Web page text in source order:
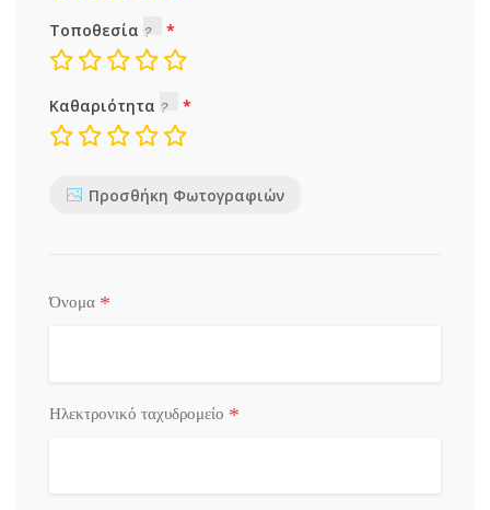
Τοποθεσία
Καθαριότητα
Προσθήκη Φωτογραφιών
Όνομα *
Ηλεκτρονικό ταχυδρομείο *